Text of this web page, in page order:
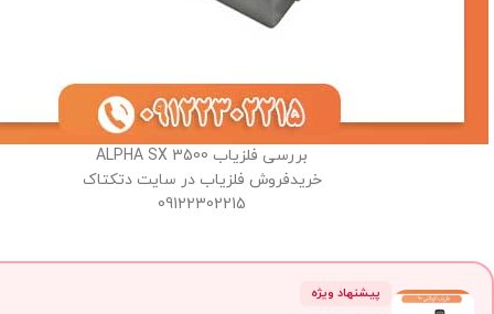
بررسی فلزیاب ALPHA SX 3500
خریدفروش فلزیاب در سایت دتکتاک
09122302215
پیشنهاد ویژه